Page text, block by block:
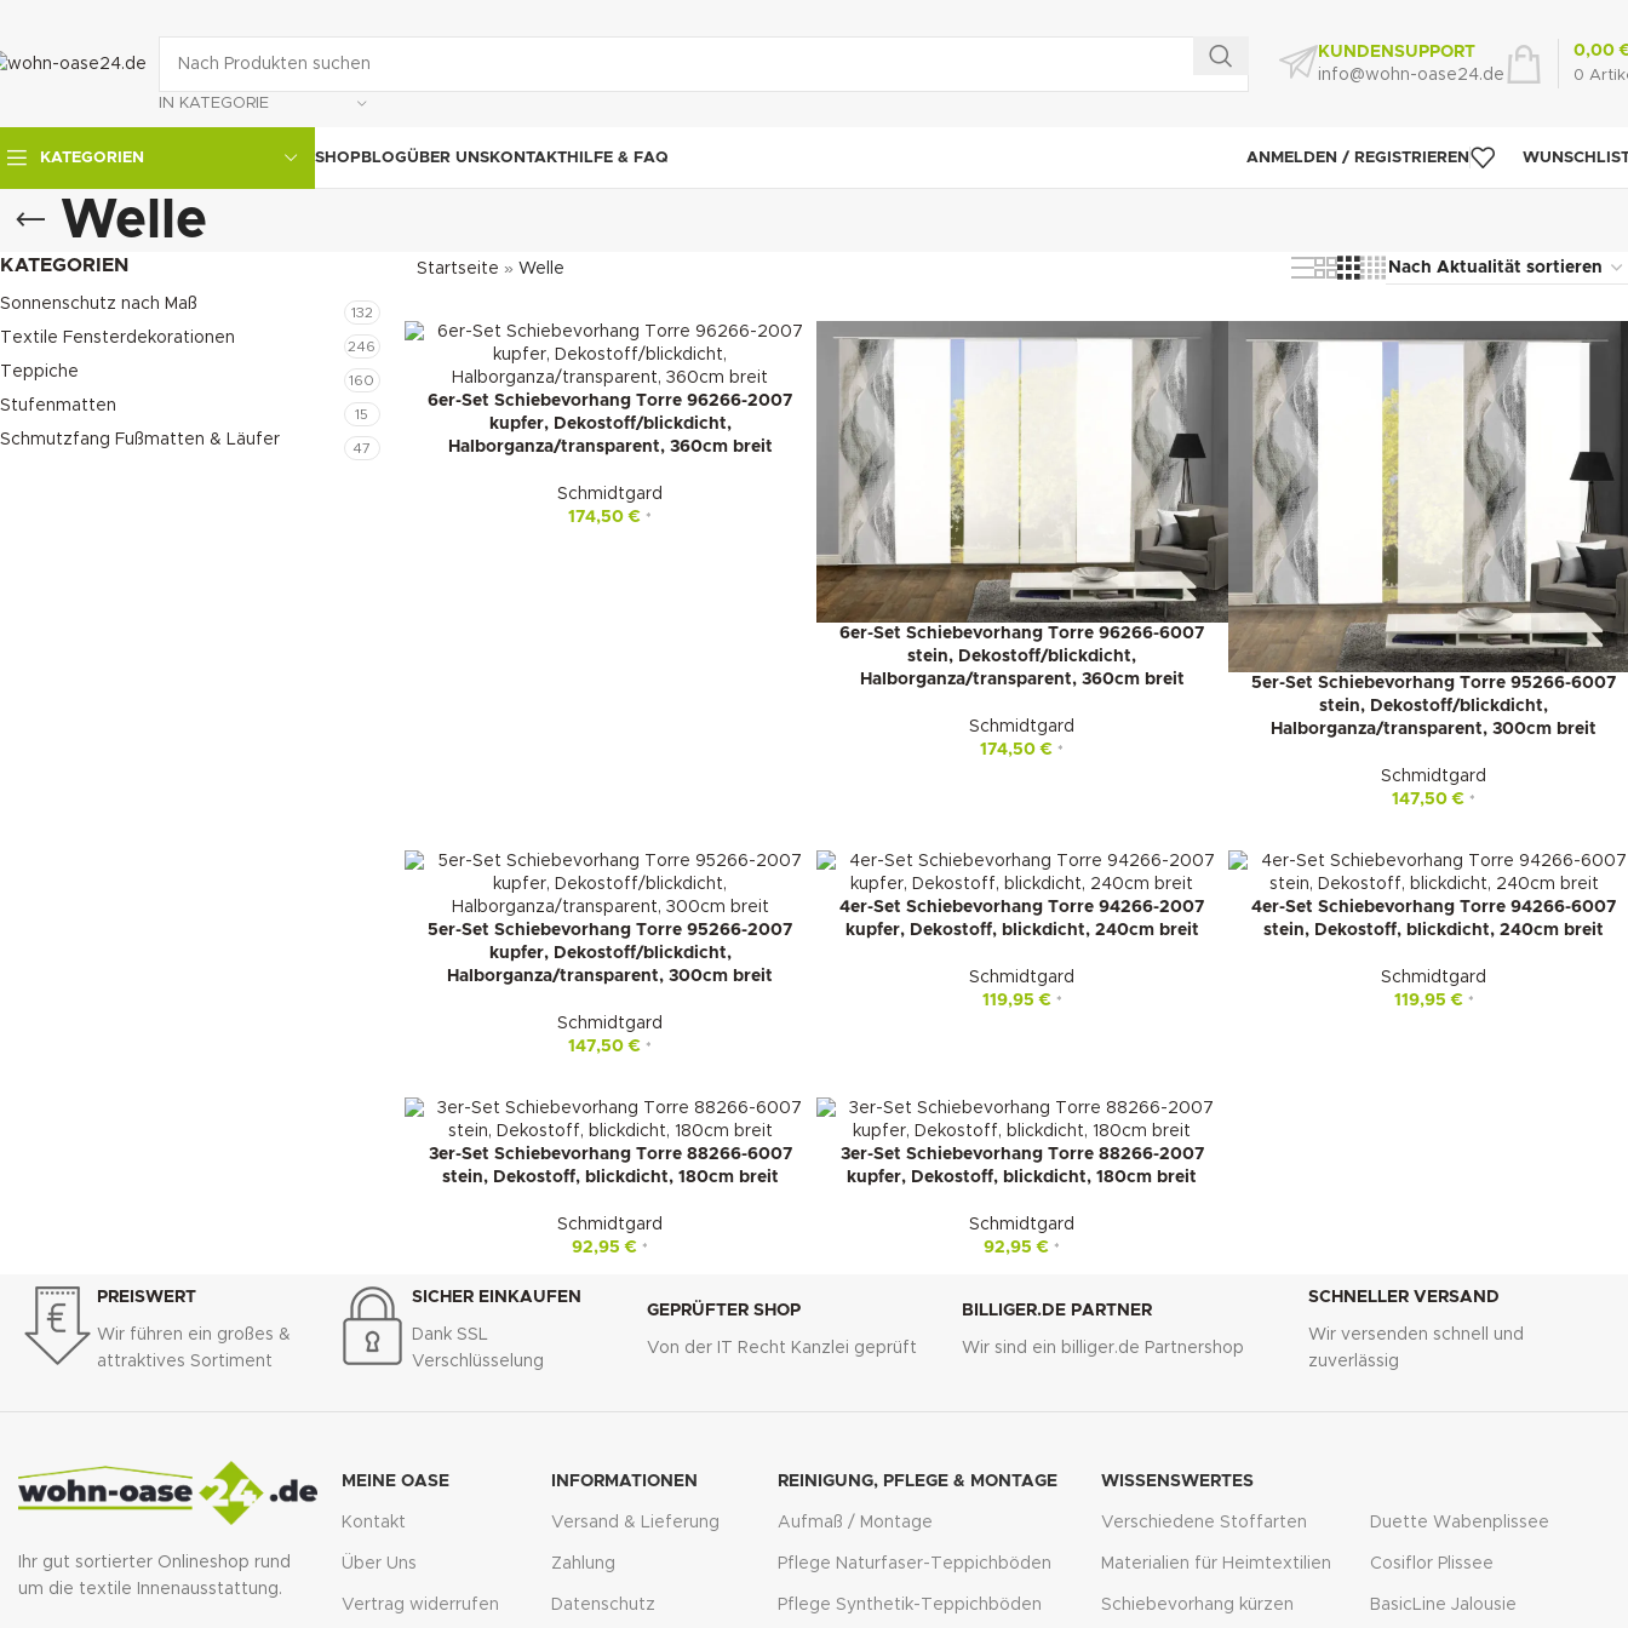
IN KATEGORIE
KUNDENSUPPORT
info@wohn-oase24.de
0
0,00
KATEGORIEN SHOPBLOGÜBER UNSKONTAKTHILFE & FAQ ANMELDEN / REGISTRIEREN
Welle
KATEGORIEN
Sonnenschutz nach Maß 132
Textile Fensterdekorationen 246
Teppiche 160
Stufenmatten 15
Schmutzfang Fußmatten & Läufer 47
Startseite » Welle
6er-Set Schiebevorhang Torre 96266-2007
kupfer, Dekostoff/blickdicht,
Halborganza/transparent, 360cm breit
Schmidtgard
174,50€ *
6er-Set Schiebevorhang Torre 96266-6007
stein, Dekostoff/blickdicht,
Halborganza/transparent, 360cm breit
Schmidtgard
174,50€ *
5er-Set Schiebevorhang Torre 95266-6007
stein, Dekostoff/blickdicht,
Halborganza/transparent, 300cm breit
Schmidtgard
147,50€ *
5er-Set Schiebevorhang Torre 95266-2007
kupfer, Dekostoff/blickdicht,
Halborganza/transparent, 300cm breit
Schmidtgard
147,50€ *
4er-Set Schiebevorhang Torre 94266-2007
kupfer, Dekostoff, blickdicht, 240cm breit
Schmidtgard
119,95€ *
4er-Set Schiebevorhang Torre 94266-6007
stein, Dekostoff, blickdicht, 240cm breit
Schmidtgard
119,95€ *
3er-Set Schiebevorhang Torre 88266-6007
stein, Dekostoff, blickdicht, 180cm breit
Schmidtgard
92,95€ *
3er-Set Schiebevorhang Torre 88266-2007
kupfer, Dekostoff, blickdicht, 180cm breit
Schmidtgard
92,95€ *
PREISWERT
Wir führen ein großes &
attraktives Sortiment
SICHER EINKAUFEN
Dank SSL
Verschlüsselung
GEPRÜFTER SHOP
Von der IT Recht Kanzlei geprüft
BILLIGER.DE PARTNER
Wir sind ein billiger.de Partnershop
SCHNELLER VERSAND
Wir versenden schnell und
zuverlässig
Ihr gut sortierter Onlineshop rund
um die textile Innenausstattung.
MEINE OASE
Kontakt
Über Uns
Vertrag widerrufen
INFORMATIONEN
Versand & Lieferung
Zahlung
Datenschutz
REINIGUNG, PFLEGE & MONTAGE
Aufmaß / Montage
Pflege Naturfaser-Teppichböden
Pflege Synthetik-Teppichböden
WISSENSWERTES
Verschiedene Stoffarten
Materialien für Heimtextilien
Schiebevorhang kürzen
Duette Wabenplissee
Cosiflor Plissee
BasicLine Jalousie